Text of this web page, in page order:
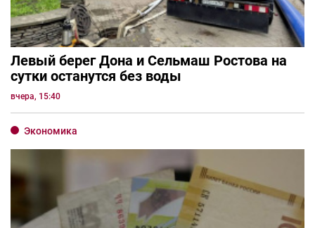
Левый берег Дона и Сельмаш Ростова на
сутки останутся без воды
вчера, 15:40
Экономика